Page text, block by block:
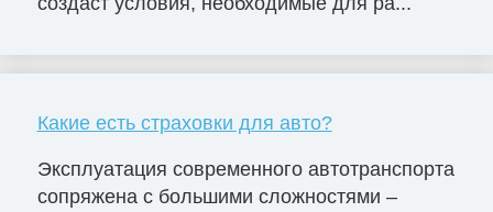
Какие есть страховки для авто?
Эксплуатация современного автотранспорта
сопряжена с большими сложностями –